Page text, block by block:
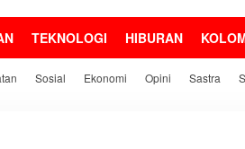
TEKNOLOGI HIBURAN
Sosial Ekonomi Opini Sastra